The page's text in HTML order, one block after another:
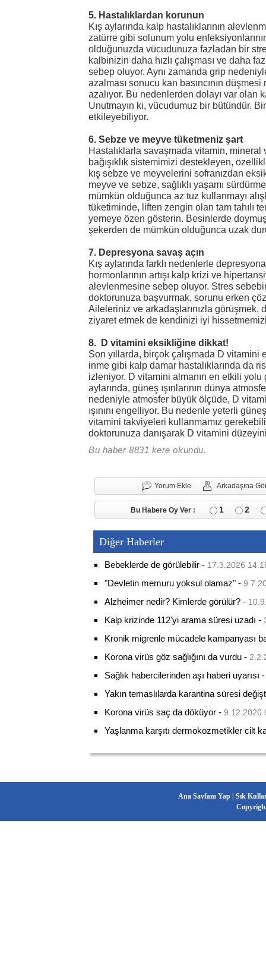
5. Hastalıklardan korunun
Kış aylarında kalp hastalıklarının
zatürre gibi solunum yolu
olduğunuzda vücudunuza fazladan bir
kalbinizin daha hızlı çalışması ve daha
sebep oluyor. Aynı zamanda grip
azalması sonucu kan basıncının
azalıyor. Bu nedenlerden dolayı var
Unutmayın ki, vücudumuz bir bütündür.
etkileyebiliyor.
6. Sebze ve meyve tüketmeniz şart
Hastalıklarla savaşmada vitamin,
bağışıklık sistemimizi destekleyen,
kış sebze ve meyvelerini sofranızdan
meyve ve sebze, sağlıklı yaşamı
mümkün olduğunca az tuz kullanmayı
tüketiminde, liften zengin olan tam tahılı
yemeye özen gösterin. Besinlerde
şekerden de mümkün olduğunca uzak
7. Depresyona savaş açın
Kış aylarında farklı nedenlerle
hormonlarının artışı kalp krizi ve
alevlenmesine sebep oluyor. Stres
doktorunuza başvurmak, sorunu erken
Aileleriniz ve arkadaşlarınızla görüşmek,
ziyaret etmek de kendinizi iyi
8. D vitamini eksikliğine dikkat!
Son yıllarda, birçok çalışmada D
inme gibi kalp damar hastalıklarında da
izleniyor. D vitamini almanın en etkili yolu
aylarında, güneş ışınlarının dünya
nedeniyle atmosfer büyük ölçüde, D
ışınını engelliyor. Bu nedenle yeterli güneş
vitamini takviyeleri kullanmamız
doktorunuza danışarak D vitamini
Bu haber 8831 kere okundu.
Yorum Ekle Arkadaşına
Bu Habere Oy Ver : 1 2
Diğer Haberler
Bebeklerde de görülebilir - 17.3.2026
"Devletin memuru yoksul olamaz" -
Alzheimer nedir? Kimlerde görülür? -
Kalp krizinde 112'yi arama süresi uzadı -
Kronik migrenle mücadele kampanyası
Korona virüs göz sağlığını da vurdu -
Sağlık habercilerinden aşı haberi uyarısı
Yakın temaslılarda karantina süresi
Korona virüs saç da döküyor - 9.12.2020
Yaşlanma karşıtı dermokozmetikler cilt
Ana Sayfam Yap
Sık